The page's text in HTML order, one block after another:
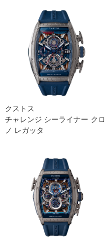
クストス
チャレンジ シーライナー クロ
ノ レガッタ